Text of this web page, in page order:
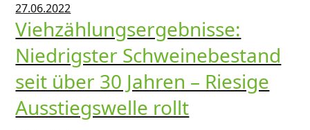
27.06.2022
Viehzählungsergebnisse:
Niedrigster Schweinebestand
seit über 30 Jahren – Riesige
Ausstiegswelle rollt